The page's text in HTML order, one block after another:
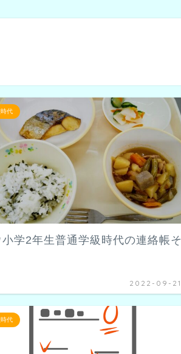
代
小学2年生普通学級時代の連絡帳そ
2022-09-21
代